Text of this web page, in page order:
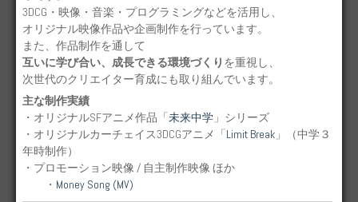
3DCG・映像・音楽・プログラミングなどを活用し、
オリジナル映像作品や企画制作を行っています。
また、作品制作を通して
互いに学び合い、成長できる環境づくり を重視し、
次世代のクリエイター育成にも取り組んでいます。
主な制作実績
・オリジナルSFアニメ作品「未来中学 」シリーズ
・オリジナルカーチェイス3DCGアニメ「Limit Break 」（中学３
年時制作）
・プロモーション映像 / 自主制作映像 ほか
・ Money Song (MV)